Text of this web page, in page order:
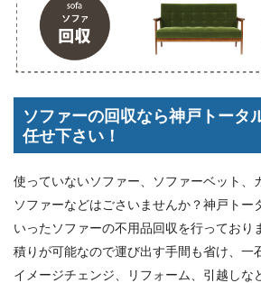
ソファーの回収なら神戸トータ
任せ下さい！
使っていないソファー、ソファーベット、
ソファーなどはごさいませんか？神戸トー
いったソファーの不用品回収を行っており
積りが可能なので運び出す手間も省け、一
イメージチェンジ、リフォーム、引越しな